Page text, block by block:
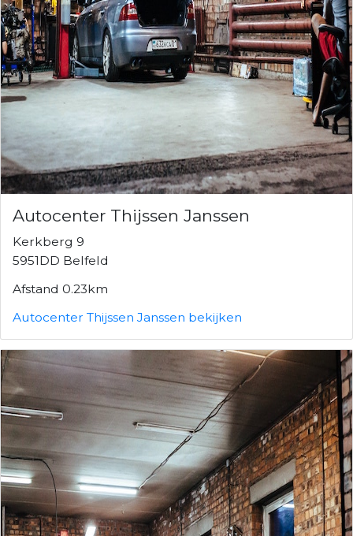
Autocenter Thijssen Janssen
Kerkberg 9
5951DD Belfeld
Afstand 0.23km
Autocenter Thijssen Janssen bekijken